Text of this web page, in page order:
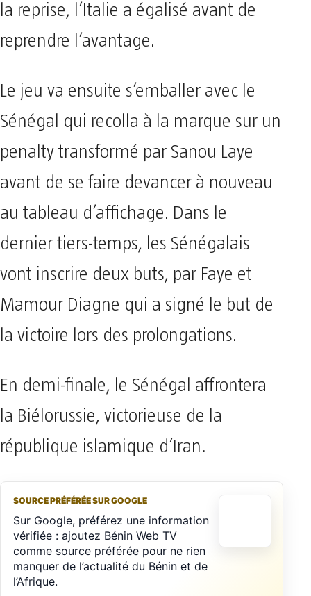
la reprise, l’Italie a égalisé avant de
reprendre l’avantage.
Le jeu va ensuite s’emballer avec le
Sénégal qui recolla à la marque sur un
penalty transformé par Sanou Laye
avant de se faire devancer à nouveau
au tableau d’affichage. Dans le
dernier tiers-temps, les Sénégalais
vont inscrire deux buts, par Faye et
Mamour Diagne qui a signé le but de
la victoire lors des prolongations.
En demi-finale, le Sénégal affrontera
la Biélorussie, victorieuse de la
république islamique d’Iran.
SOURCE PRÉFÉRÉE SUR GOOGLE
Sur Google, préférez une information
vérifiée : ajoutez Bénin Web TV
comme source préférée pour ne rien
manquer de l’actualité du Bénin et de
l’Afrique.